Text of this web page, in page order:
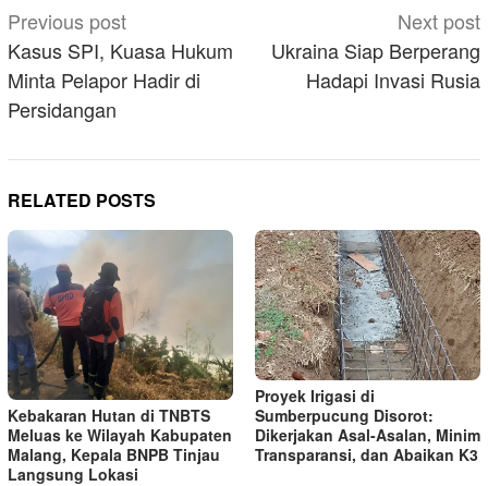
Post
navigation
Previous post
Kasus SPI, Kuasa Hukum
Minta Pelapor Hadir di
Persidangan
Next post
Ukraina Siap Berperang
Hadapi Invasi Rusia
RELATED POSTS
Kebakaran Hutan di TNBTS
Meluas ke Wilayah Kabupaten
Malang, Kepala BNPB Tinjau
Langsung Lokasi
Proyek Irigasi di
Sumberpucung Disorot:
Dikerjakan Asal-Asalan, Minim
Transparansi, dan Abaikan K3